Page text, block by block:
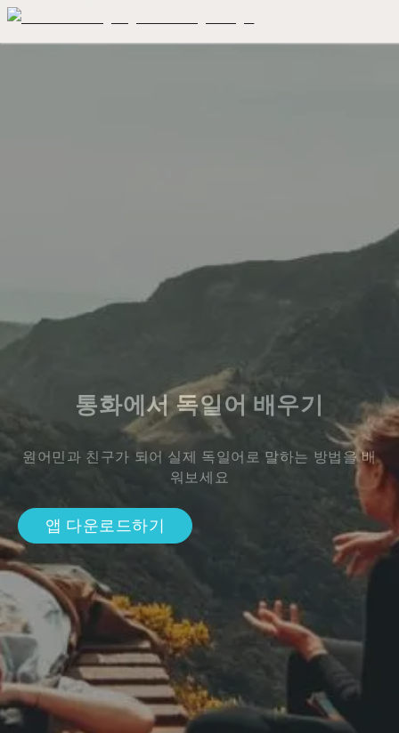
통화에서 독일어 배우기
원어민과 친구가 되어 실제 독일어로 말하는 방법을 배
워보세요
앱 다운로드하기